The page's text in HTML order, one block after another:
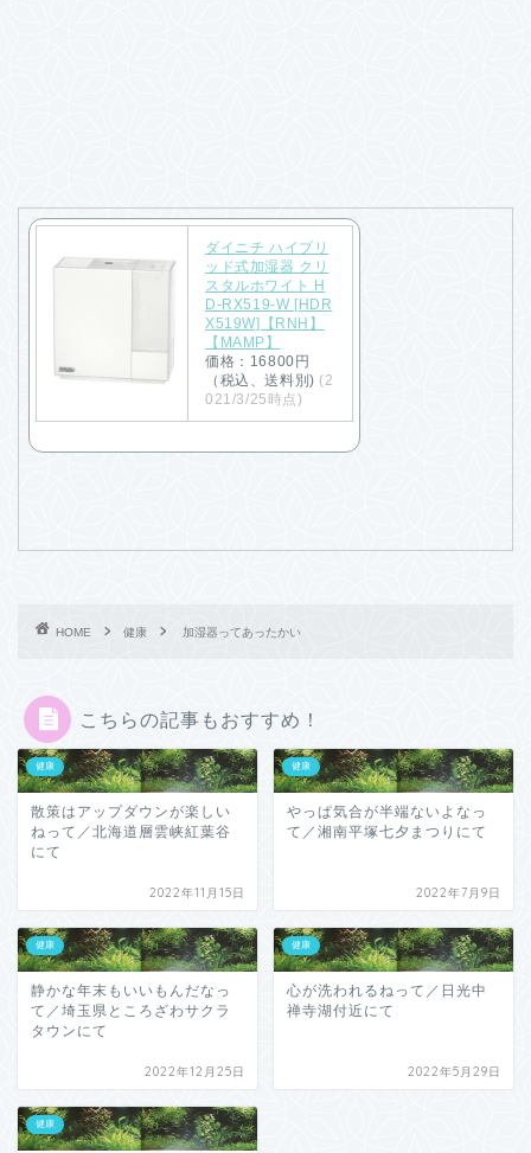
ダイニチ ハイブリ
ッド式加湿器 クリ
スタルホワイト H
D-RX519-W [HDR
X519W]【RNH】
【MAMP】
価格：16800円
（税込、送料別) (2
021/3/25時点)
HOME 健康 加湿器ってあったかい
こちらの記事もおすすめ！
健康
散策はアップダウンが楽しい
ねって／北海道層雲峡紅葉谷
にて
2022年11月15日
健康
やっぱ気合が半端ないよなっ
て／湘南平塚七夕まつりにて
2022年7月9日
健康
静かな年末もいいもんだなっ
て／埼玉県ところざわサクラ
タウンにて
2022年12月25日
健康
心が洗われるねって／日光中
禅寺湖付近にて
2022年5月29日
健康